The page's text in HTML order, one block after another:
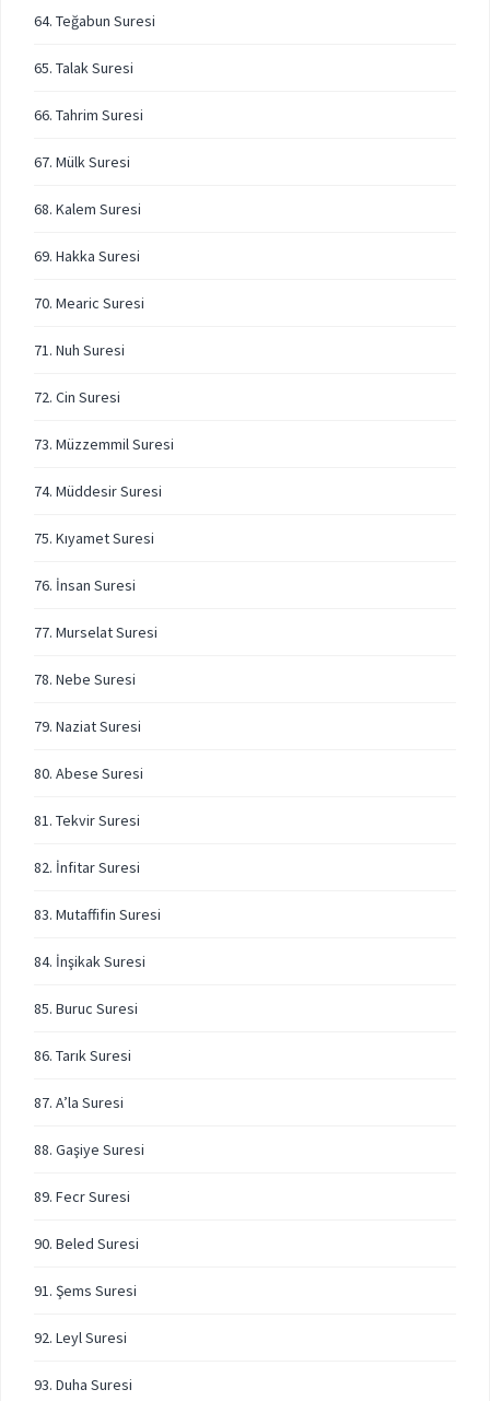
64. Teğabun Suresi
65. Talak Suresi
66. Tahrim Suresi
67. Mülk Suresi
68. Kalem Suresi
69. Hakka Suresi
70. Mearic Suresi
71. Nuh Suresi
72. Cin Suresi
73. Müzzemmil Suresi
74. Müddesir Suresi
75. Kıyamet Suresi
76. İnsan Suresi
77. Murselat Suresi
78. Nebe Suresi
79. Naziat Suresi
80. Abese Suresi
81. Tekvir Suresi
82. İnfitar Suresi
83. Mutaffifin Suresi
84. İnşikak Suresi
85. Buruc Suresi
86. Tarık Suresi
87. A’la Suresi
88. Gaşiye Suresi
89. Fecr Suresi
90. Beled Suresi
91. Şems Suresi
92. Leyl Suresi
93. Duha Suresi